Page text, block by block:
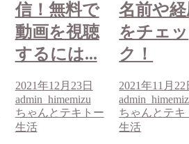
名前や経歴
をチェッ
ク！
2021年11月22日
admin_himemizu
ちゃんとテキトー
生活
証言す
親役も
ック！
2021年4月6日
ちゃんとテキ
生活